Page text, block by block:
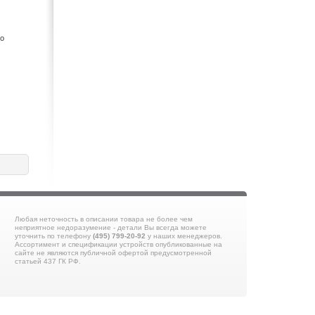
Любая неточность в описании товара не более чем
неприятное недоразумение - детали Вы всегда можете
уточнить по телефону (495) 799-20-92 у наших менеджеров.
Ассортимент и спецификации устройств опубликованные на
сайте не являются публичной офертой предусмотренной
статьей 437 ГК РФ.